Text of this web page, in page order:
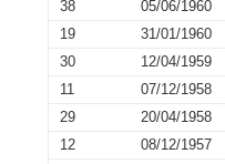
38
05/06/1960
19
31/01/1960
30
12/04/1959
11
07/12/1958
29
20/04/1958
12
08/12/1957